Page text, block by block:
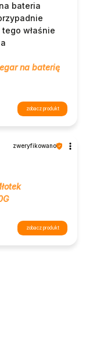
bateria
właśnie
na baterię
zobacz produkt
zweryfikowano
zobacz produkt